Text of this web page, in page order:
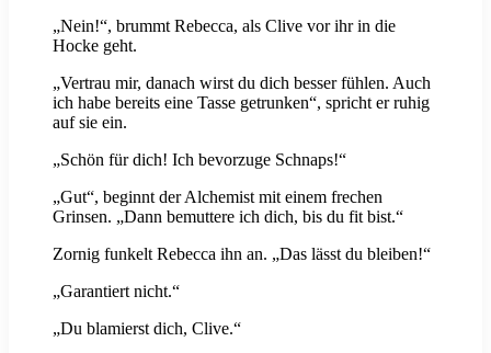
„Nein!“, brummt Rebecca, als Clive vor ihr in die
Hocke geht.
„Vertrau mir, danach wirst du dich besser fühlen. Auch
ich habe bereits eine Tasse getrunken“, spricht er ruhig
auf sie ein.
„Schön für dich! Ich bevorzuge Schnaps!“
„Gut“, beginnt der Alchemist mit einem frechen
Grinsen. „Dann bemuttere ich dich, bis du fit bist.“
Zornig funkelt Rebecca ihn an. „Das lässt du bleiben!“
„Garantiert nicht.“
„Du blamierst dich, Clive.“